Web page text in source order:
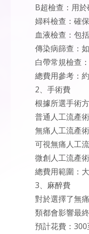
B超檢查：用
婦科檢查：確
血液檢查：包
傳染病篩查：
白帶常規檢查
總費用參考：
2、手術費
根據所選手術
普通人工流產
無痛人工流產
可視無痛人工
微創人工流產
總費用範圍：
3、麻醉費
對於選擇了無
類都會影響最終
預計花費：300